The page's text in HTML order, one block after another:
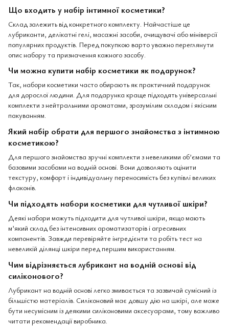
Що входить у набір інтимної косметики?
Склад залежить від конкретного комплекту. Найчастіше це
лубриканти, делікатні гелі, масажні засоби, очищувачі або мініверсії
популярних продуктів. Перед покупкою варто уважно переглянути
опис набору та призначення кожного засобу.
Чи можна купити набір косметики як подарунок?
Так, набори косметики часто обирають як практичний подарунок
для дорослої людини. Для подарунка краще підходять універсальні
комплекти з нейтральними ароматами, зрозумілим складом і якісним
пакуванням.
Який набір обрати для першого знайомства з інтимною
косметикою?
Для першого знайомства зручні комплекти з невеликими об’ємами та
базовими засобами на водній основі. Вони дозволяють оцінити
текстуру, комфорт і індивідуальну переносимість без купівлі великих
флаконів.
Чи підходять набори косметики для чутливої шкіри?
Деякі набори можуть підходити для чутливої шкіри, якщо мають
м’який склад без інтенсивних ароматизаторів і агресивних
компонентів. Завжди перевіряйте інгредієнти та робіть тест на
невеликій ділянці шкіри перед першим використанням.
Чим відрізняється лубрикант на водній основі від
силіконового?
Лубрикант на водній основі легко змивається та зазвичай сумісний із
більшістю матеріалів. Силіконовий має довшу дію на шкірі, але може
бути несумісним із деякими силіконовими аксесуарами, тому важливо
читати рекомендації виробника.